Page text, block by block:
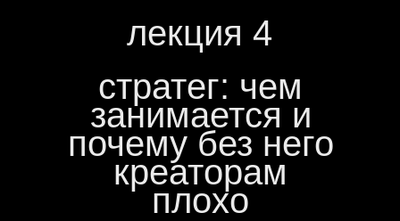
лекция 4
стратег: чем
занимается и
почему без него
креаторам
плохо